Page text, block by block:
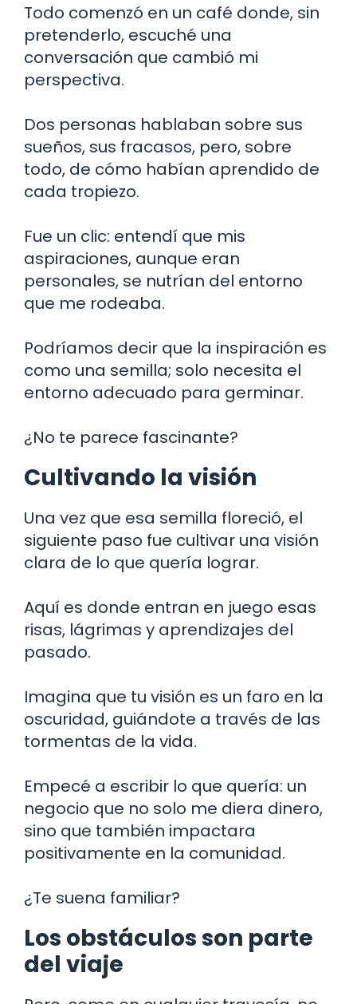
Todo comenzó en un café donde, sin
pretenderlo, escuché una
conversación que cambió mi
perspectiva.
Dos personas hablaban sobre sus
sueños, sus fracasos, pero, sobre
todo, de cómo habían aprendido de
cada tropiezo.
Fue un clic: entendí que mis
aspiraciones, aunque eran
personales, se nutrían del entorno
que me rodeaba.
Podríamos decir que la inspiración es
como una semilla; solo necesita el
entorno adecuado para germinar.
¿No te parece fascinante?
Cultivando la visión
Una vez que esa semilla floreció, el
siguiente paso fue cultivar una visión
clara de lo que quería lograr.
Aquí es donde entran en juego esas
risas, lágrimas y aprendizajes del
pasado.
Imagina que tu visión es un faro en la
oscuridad, guiándote a través de las
tormentas de la vida.
Empecé a escribir lo que quería: un
negocio que no solo me diera dinero,
sino que también impactara
positivamente en la comunidad.
¿Te suena familiar?
Los obstáculos son parte
del viaje